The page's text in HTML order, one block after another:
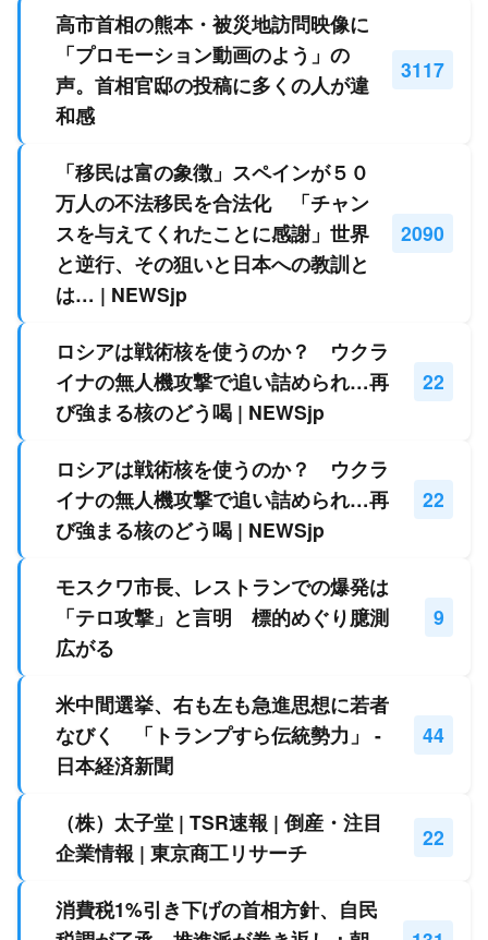
高市首相の熊本・被災地訪問映像に
「プロモーション動画のよう」の
声。首相官邸の投稿に多くの人が違
和感
3117
「移民は富の象徴」スペインが５０
万人の不法移民を合法化 「チャン
スを与えてくれたことに感謝」世界
と逆行、その狙いと日本への教訓と
は… | NEWSjp
2090
ロシアは戦術核を使うのか？ ウクラ
イナの無人機攻撃で追い詰められ…再
び強まる核のどう喝 | NEWSjp
22
ロシアは戦術核を使うのか？ ウクラ
イナの無人機攻撃で追い詰められ…再
び強まる核のどう喝 | NEWSjp
22
モスクワ市長、レストランでの爆発は
「テロ攻撃」と言明 標的めぐり臆測
広がる
9
米中間選挙、右も左も急進思想に若者
なびく 「トランプすら伝統勢力」 -
日本経済新聞
44
（株）太子堂 | TSR速報 | 倒産・注目
企業情報 | 東京商工リサーチ
22
消費税1%引き下げの首相方針、自民